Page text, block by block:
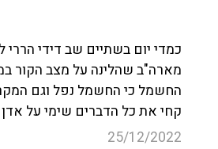
כמדי יום בשתיים שב דידי
החשמל כי החשמל נפל וגם
קחי את כל הדברים שימי על אדן
25/12/2022